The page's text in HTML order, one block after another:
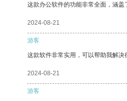
这款办公软件的功能非常全面，涵盖
2024-08-21
游客
这款软件非常实用，可以帮助我解决
2024-08-21
游客